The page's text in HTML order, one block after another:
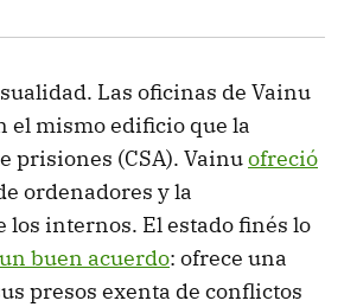
Las oficinas de Vainu
el mismo edificio que la
prisiones (CSA). Vainuofreció
ordenadores y la
los internos. El estado finés lo
un buen acuerdo: ofrece una
presos exenta de conflictos